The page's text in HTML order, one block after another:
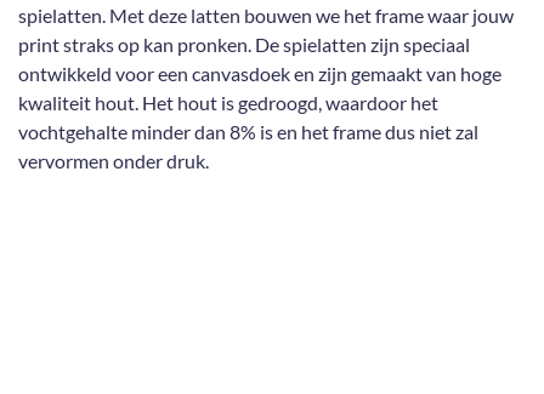
spielatten. Met deze latten bouwen we het frame waar jouw
print straks op kan pronken. De spielatten zijn speciaal
ontwikkeld voor een canvasdoek en zijn gemaakt van hoge
kwaliteit hout. Het hout is gedroogd, waardoor het
vochtgehalte minder dan 8% is en het frame dus niet zal
vervormen onder druk.